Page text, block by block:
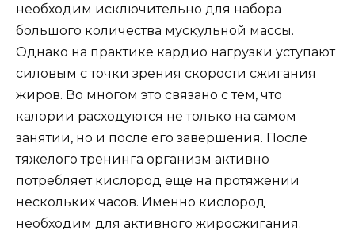
необходим исключительно для набора
большого количества мускульной массы.
Однако на практике кардио нагрузки уступают
силовым с точки зрения скорости сжигания
жиров. Во многом это связано с тем, что
калории расходуются не только на самом
занятии, но и после его завершения. После
тяжелого тренинга организм активно
потребляет кислород еще на протяжении
нескольких часов. Именно кислород
необходим для активного жиросжигания.